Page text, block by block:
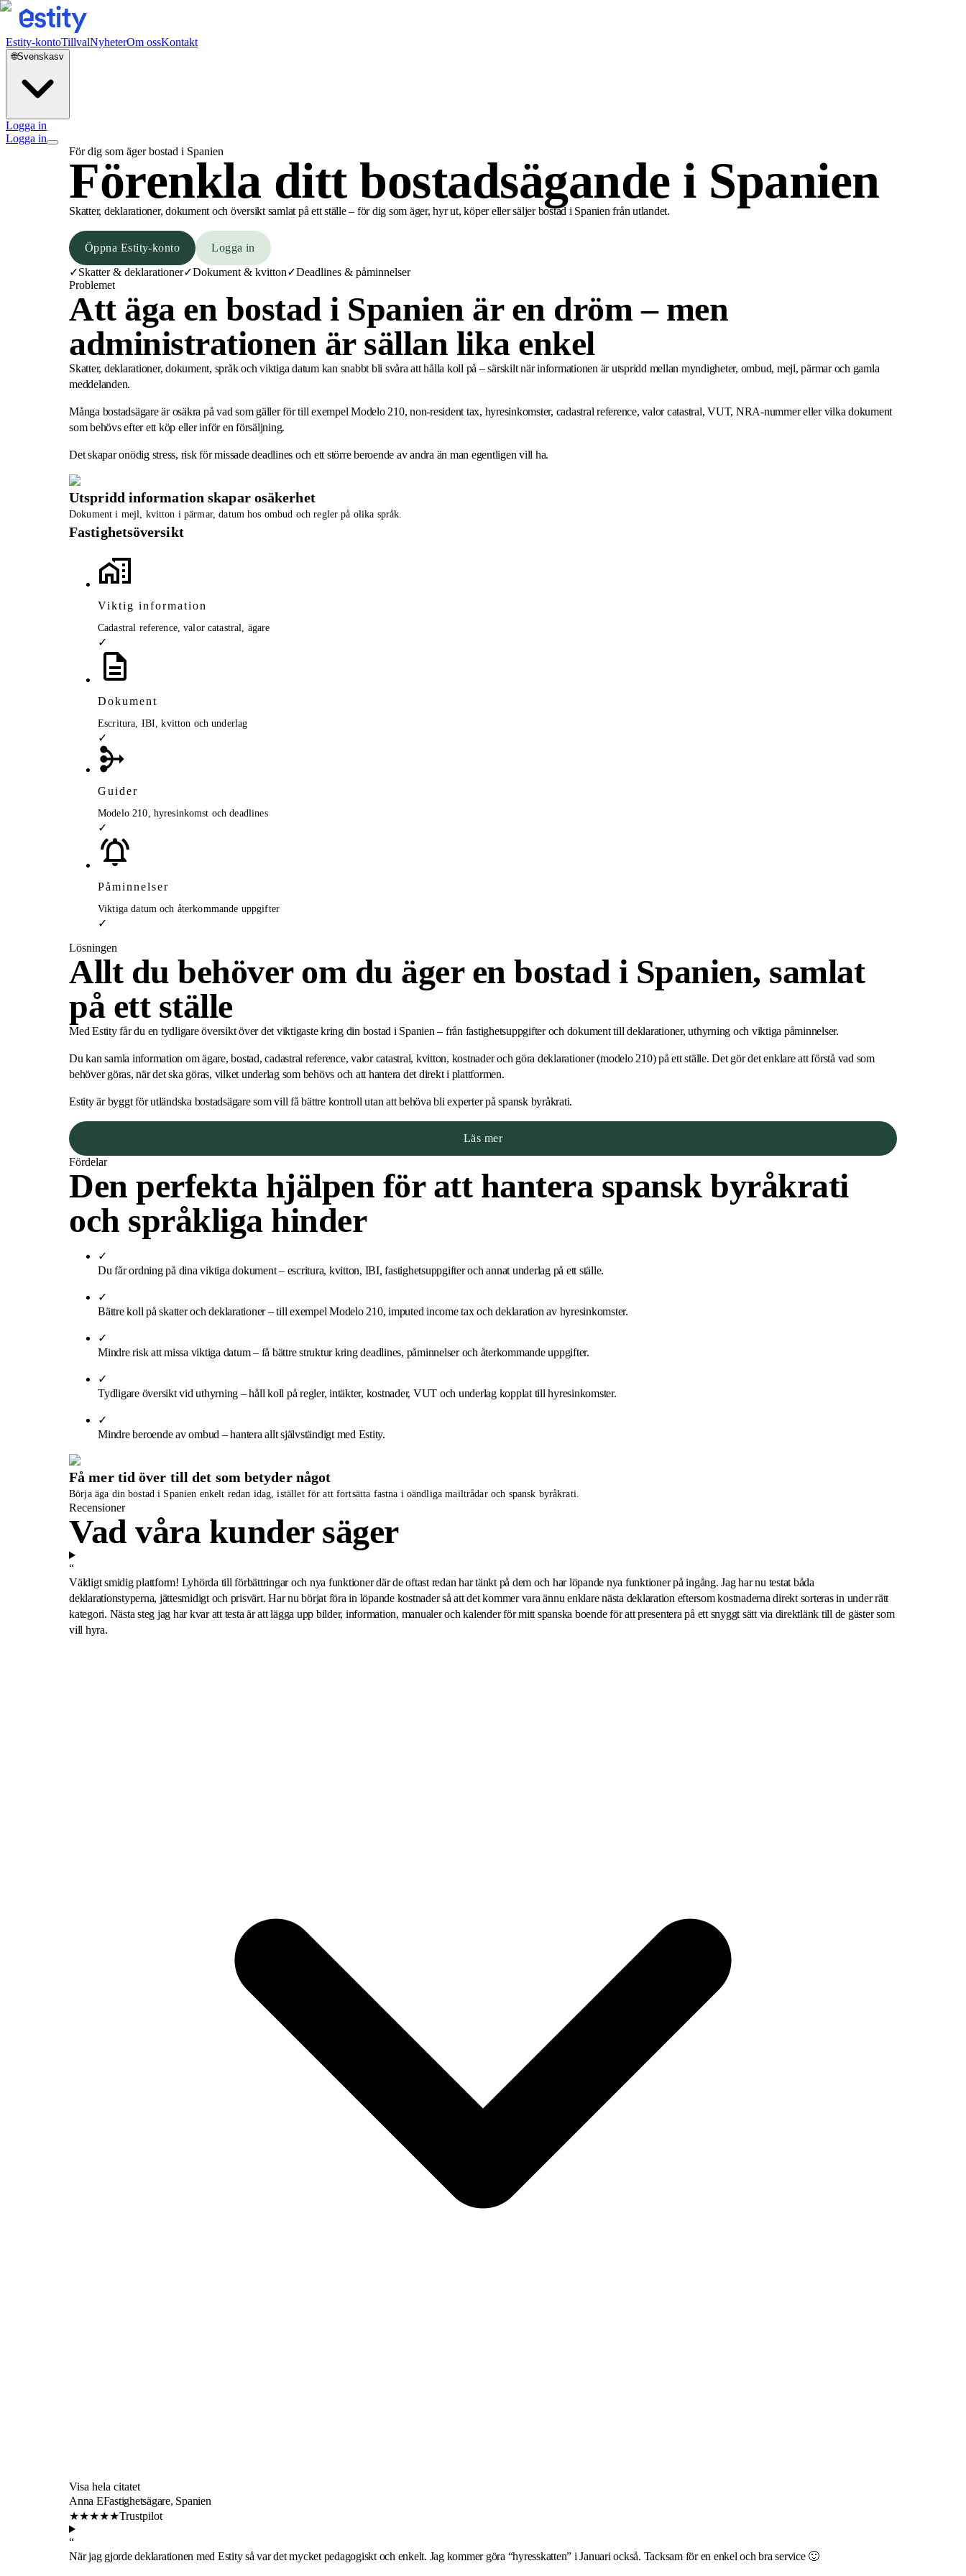
Estity-kontoTillvalNyheterOm ossKontakt
🌐Svenskasv
Logga in
Logga in
För dig som äger bostad i Spanien
Förenkla ditt bostadsägande i Spanien
Skatter, deklarationer, dokument och översikt samlat på ett ställe – för dig som äger, hyr ut, köper eller säljer bostad i Spanien från utlandet.
Öppna Estity-konto
Logga in
✓Skatter & deklarationer✓Dokument & kvitton✓Deadlines & påminnelser
Problemet
Att äga en bostad i Spanien är en dröm – men
administrationen är sällan lika enkel
Skatter, deklarationer, dokument, språk och viktiga datum kan snabbt bli svåra att hålla koll på – särskilt när informationen är utspridd mellan myndigheter, ombud, mejl, pärmar och gamla
meddelanden.
Många bostadsägare är osäkra på vad som gäller för till exempel Modelo 210, non-resident tax, hyresinkomster, cadastral reference, valor catastral, VUT, NRA-nummer eller vilka dokument
som behövs efter ett köp eller inför en försäljning.
Det skapar onödig stress, risk för missade deadlines och ett större beroende av andra än man egentligen vill ha.
Utspridd information skapar osäkerhet
Dokument i mejl, kvitton i pärmar, datum hos ombud och regler på olika språk.
Fastighetsöversikt
Viktig information
Cadastral reference, valor catastral, ägare
✓
Dokument
Escritura, IBI, kvitton och underlag
✓
Guider
Modelo 210, hyresinkomst och deadlines
✓
Påminnelser
Viktiga datum och återkommande uppgifter
✓
Lösningen
Allt du behöver om du äger en bostad i Spanien, samlat
på ett ställe
Med Estity får du en tydligare översikt över det viktigaste kring din bostad i Spanien – från fastighetsuppgifter och dokument till deklarationer, uthyrning och viktiga påminnelser.
Du kan samla information om ägare, bostad, cadastral reference, valor catastral, kvitton, kostnader och göra deklarationer (modelo 210) på ett ställe. Det gör det enklare att förstå vad som
behöver göras, när det ska göras, vilket underlag som behövs och att hantera det direkt i plattformen.
Estity är byggt för utländska bostadsägare som vill få bättre kontroll utan att behöva bli experter på spansk byråkrati.
Läs mer
Fördelar
Den perfekta hjälpen för att hantera spansk byråkrati
och språkliga hinder
✓
Du får ordning på dina viktiga dokument– escritura, kvitton, IBI, fastighetsuppgifter och annat underlag på ett ställe.
✓
Bättre koll på skatter och deklarationer–till exempel Modelo 210, imputed income tax och deklaration av hyresinkomster.
✓
Mindre risk att missa viktiga datum– få bättre struktur kring deadlines, påminnelser och återkommande uppgifter.
✓
Tydligare översikt vid uthyrning –håll koll på regler, intäkter, kostnader, VUT och underlag kopplat till hyresinkomster.
✓
Mindre beroende av ombud –hantera allt självständigt med Estity.
Få mer tid över till det som betyder något
Börja äga din bostad i Spanien enkelt redan idag, istället för att fortsätta fastna i oändliga mailtrådar och spansk byråkrati.
Recensioner
Vad våra kunder säger
“
Väldigt smidig plattform! Lyhörda till förbättringar och nya funktioner där de oftast redan har tänkt på dem och har löpande nya funktioner på ingång. Jag har nu testat båda
deklarationstyperna, jättesmidigt och prisvärt. Har nu börjat föra in löpande kostnader så att det kommer vara ännu enklare nästa deklaration eftersom kostnaderna direkt sorteras in under rätt
kategori. Nästa steg jag har kvar att testa är att lägga upp bilder, information, manualer och kalender för mitt spanska boende för att presentera på ett snyggt sätt via direktlänk till de gäster som
vill hyra.
Visa hela citatet
Anna EFastighetsägare, Spanien
★★★★★Trustpilot
“
När jag gjorde deklarationen med Estity så var det mycket pedagogiskt och enkelt. Jag kommer göra “hyresskatten” i Januari också. Tacksam för en enkel och bra service 🙂